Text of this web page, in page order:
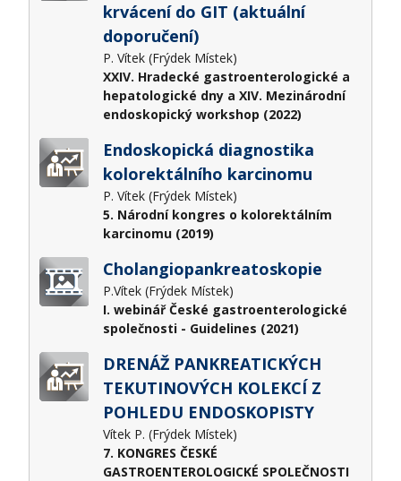
krvácení do GIT (aktuální
doporučení)
P. Vítek (Frýdek Místek)
XXIV. Hradecké gastroenterologické a
hepatologické dny a XIV. Mezinárodní
endoskopický workshop (2022)
Endoskopická diagnostika
kolorektálního karcinomu
P. Vítek (Frýdek Místek)
5. Národní kongres o kolorektálním
karcinomu (2019)
Cholangiopankreatoskopie
P.Vítek (Frýdek Místek)
I. webinář České gastroenterologické
společnosti - Guidelines (2021)
DRENÁŽ PANKREATICKÝCH
TEKUTINOVÝCH KOLEKCÍ Z
POHLEDU ENDOSKOPISTY
Vítek P. (Frýdek Místek)
7. KONGRES ČESKÉ
GASTROENTEROLOGICKÉ SPOLEČNOSTI